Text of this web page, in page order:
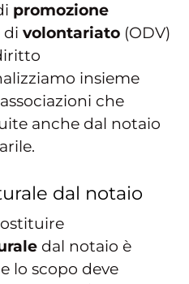
promozione
di volontariato (ODV)
insieme
che
anche dal notaio
dal notaio
dal notaio è
lo scopo deve